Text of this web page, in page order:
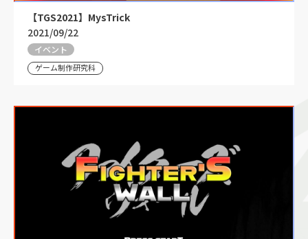
【TGS2021】MysTrick
2021/09/22
イベント
ゲーム制作研究科